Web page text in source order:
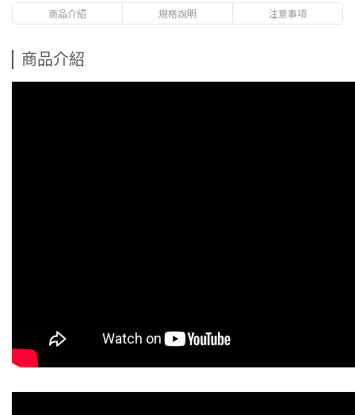
商品介紹 規格說明 注意事項
商品介紹